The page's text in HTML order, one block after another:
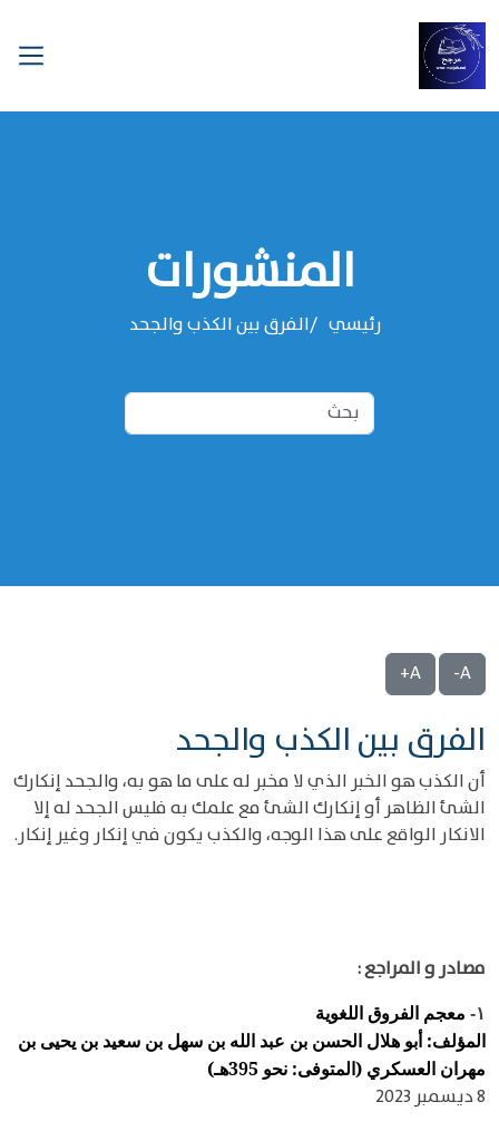
المنشورات
رئيسي الفرق بين الكذب والجحد
A-
A+
الفرق بين الكذب والجحد
أن الكذب هو الخبر الذي لا مخبر له على ما هو به، والجحد إنكارك
الشئ الظاهر أو إنكارك الشئ مع علمك به فليس الجحد له إلا
الانكار الواقع على هذا الوجه، والكذب يكون في إنكار وغير إنكار.
مصادر و المراجع :
١-
معجم الفروق اللغوية
المؤلف: أبو هلال الحسن بن عبد الله بن سهل بن سعيد بن يحيى بن
مهران العسكري (المتوفى: نحو 395هـ)
8 ديسمبر 2023